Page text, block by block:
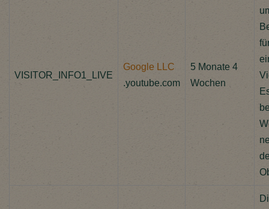
VISITOR_INFO1_LIVE
Google LLC
.youtube.com
5 Monate 4
Wochen